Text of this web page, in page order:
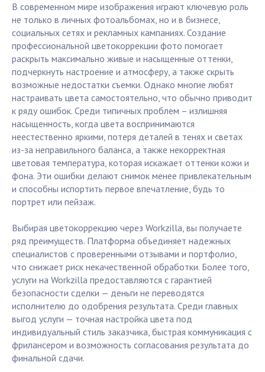
В современном мире изображения играют ключевую роль
не только в личных фотоальбомах, но и в бизнесе,
социальных сетях и рекламных кампаниях. Создание
профессиональной цветокоррекции фото помогает
раскрыть максимально живые и насыщенные оттенки,
подчеркнуть настроение и атмосферу, а также скрыть
возможные недостатки съемки. Однако многие любят
настраивать цвета самостоятельно, что обычно приводит
к ряду ошибок. Среди типичных проблем – излишняя
насыщенность, когда цвета воспринимаются
неестественно яркими, потеря деталей в тенях и светах
из-за неправильного баланса, а также некорректная
цветовая температура, которая искажает оттенки кожи и
фона. Эти ошибки делают снимок менее привлекательным
и способны испортить первое впечатление, будь то
портрет или пейзаж.
Выбирая цветокоррекцию через Workzilla, вы получаете
ряд преимуществ. Платформа объединяет надежных
специалистов с проверенными отзывами и портфолио,
что снижает риск некачественной обработки. Более того,
услуги на Workzilla предоставляются с гарантией
безопасности сделки — деньги не переводятся
исполнителю до одобрения результата. Среди главных
выгод услуги — точная настройка цвета под
индивидуальный стиль заказчика, быстрая коммуникация с
фрилансером и возможность согласования результата до
финальной сдачи.